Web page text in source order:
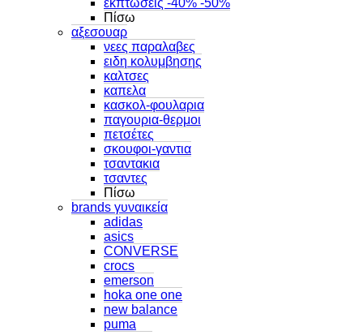
Πίσω
αξεσουαρ
νεες παραλαβες
ειδη κολυμβησης
καλτσες
καπελα
κασκολ-φουλαρια
παγουρια-θερμοι
πετσέτες
σκουφοι-γαντια
τσαντακια
τσαντες
Πίσω
brands γυναικεία
adidas
asics
CONVERSE
crocs
emerson
hoka one one
new balance
puma